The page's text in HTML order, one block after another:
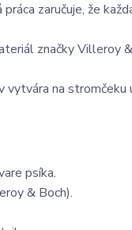
práca zaručuje, že
značky Villeroy
vytvára na
psíka.
& Boch).